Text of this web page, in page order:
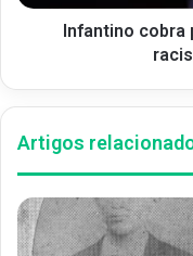
Infantino cobra
Artigos